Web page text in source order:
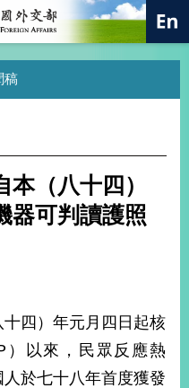
稿
（八十四）
器可判讀護照
四）年元月四日起核
）以來，民眾反應熱
於七十八年首度獲發